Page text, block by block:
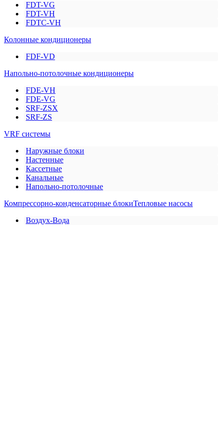
FDT-VG
FDT-VH
FDTC-VH
Колонные кондиционеры
FDF-VD
Напольно-потолочные кондиционеры
FDE-VH
FDE-VG
SRF-ZSX
SRF-ZS
VRF системы
Наружные блоки
Настенные
Кассетные
Канальные
Напольно-потолочные
Компрессорно-конденсаторные блокиТепловые насосы
Воздух-Вода